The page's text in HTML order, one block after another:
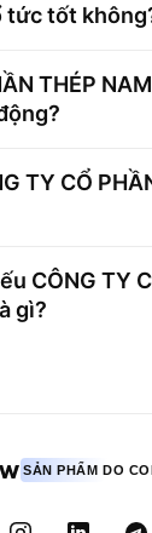
tức tốt
THÉP
TY CỔ
CÔNG TY
gì?
SẢN PHẨM DO